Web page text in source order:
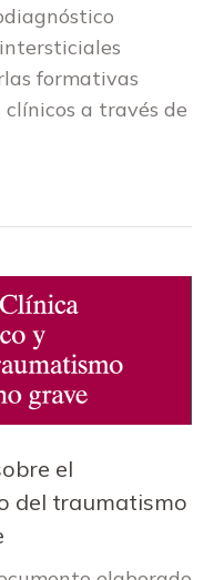
formativas
a través de
el
del traumatismo